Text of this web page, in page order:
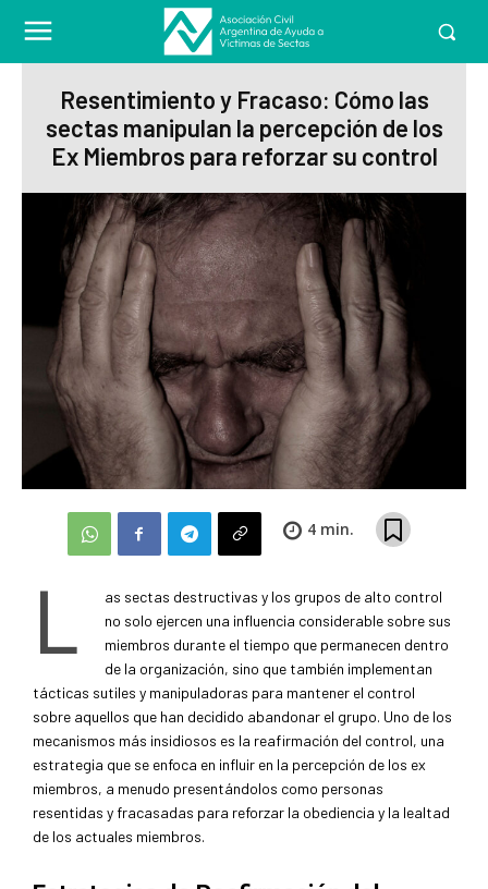
Resentimiento y Fracaso: Cómo las
sectas manipulan la percepción de los
Ex Miembros para reforzar su control
4min.
L
as sectas destructivas y los grupos de alto control
no solo ejercen una influencia considerable sobre sus
miembros durante el tiempo que permanecen dentro
de la organización, sino que también implementan
tácticas sutiles y manipuladoras para mantener el control
sobre aquellos que han decidido abandonar el grupo. Uno de los
mecanismos más insidiosos es la reafirmación del control, una
estrategia que se enfoca en influir en la percepción de los ex
miembros, a menudo presentándolos como personas
resentidas y fracasadas para reforzar la obediencia y la lealtad
de los actuales miembros.